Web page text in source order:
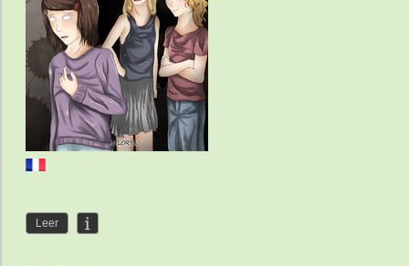
Leer